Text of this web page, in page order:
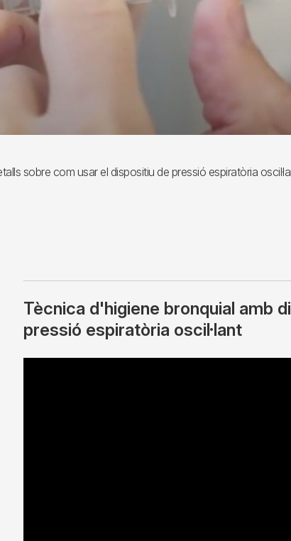
sobre com usar el dispositiu de pressió espiratòria
Tècnica d'higiene bronquial amb
pressió espiratòria oscil·lant